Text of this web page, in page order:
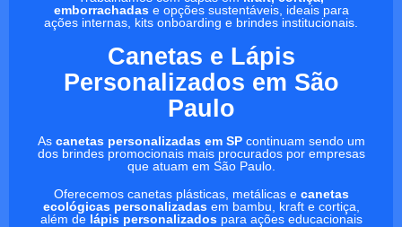
emborrachadase opções sustentáveis, ideais para
ações internas, kits onboarding e brindes institucionais.
Canetas e Lápis
Personalizados em São
Paulo
As canetas personalizadas em SPcontinuam sendo um
dos brindes promocionais mais procurados por empresas
que atuam em São Paulo.
Oferecemos canetas plásticas, metálicas e canetas
ecológicas personalizadasem bambu, kraft e cortiça,
além de lápis personalizadospara ações educacionais